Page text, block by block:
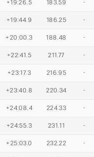
+19:26.5 183.59 -
+19:44.9 186.25 -
+20:00.3 188.48 -
+22:41.5 211.77 -
+23:17.3 216.95 -
+23:40.8 220.34 -
+24:08.4 224.33 -
+24:55.3 231.11 -
+25:03.0 232.22 -